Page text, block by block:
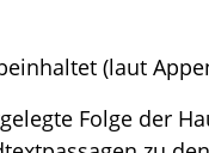
(laut
Folge der